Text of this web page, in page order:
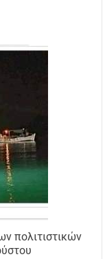
πολιτιστικών